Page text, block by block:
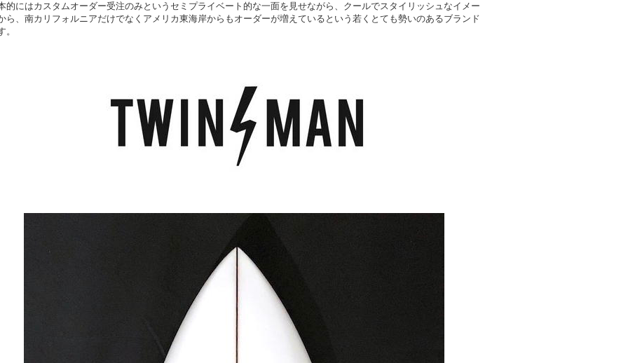
的にはカスタムオーダー受注のみというセミプライベート的な一面を見せながら、クールでスタイリッシュなイメー
ら、南カリフォルニアだけでなくアメリカ東海岸からもオーダーが増えているという若くとても勢いのあるブランド
。